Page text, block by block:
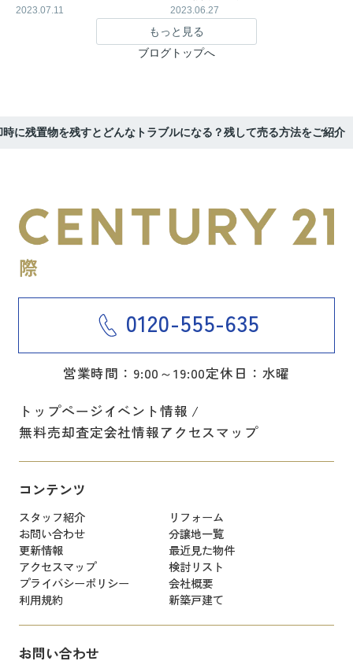
2023.07.11 2023.06.27
もっと見る
ブログトップへ
時に残置物を残すとどんなトラブルになる？残して売る方法をご紹介
0120-555-635
営業時間：9:00～19:00定休日：水曜
トップページイベント情報
無料売却査定会社情報アクセスマップ
コンテンツ
スタッフ紹介
リフォーム
お問い合わせ
分譲地一覧
更新情報
最近見た物件
アクセスマップ
検討リスト
プライバシーポリシー
会社概要
利用規約
新築戸建て
お問い合わせ